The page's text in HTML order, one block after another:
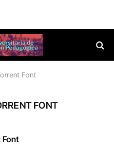
Font
FONT
Font